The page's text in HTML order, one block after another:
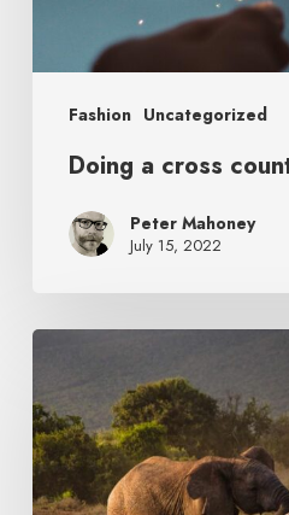
Fashion Uncategorized
Doing a cross
Peter Mahoney
July 15, 2022